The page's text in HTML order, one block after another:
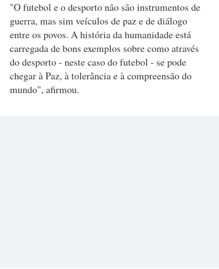
"O futebol e o desporto não são instrumentos de
guerra, mas sim veículos de paz e de diálogo
entre os povos. A história da humanidade está
carregada de bons exemplos sobre como através
do desporto - neste caso do futebol - se pode
chegar à Paz, à tolerância e à compreensão do
mundo", afirmou.